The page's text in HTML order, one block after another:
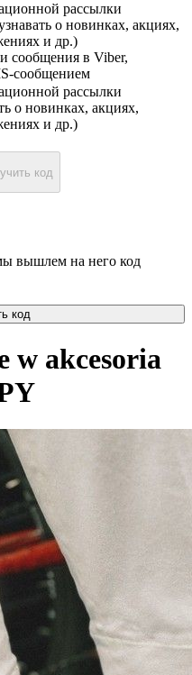
рассылки
о новинках, акциях,
и др.)
сообщения в Viber,
сообщением
рассылки
о новинках, акциях,
и др.)
код
вышлем на него код
код
w akcesoria